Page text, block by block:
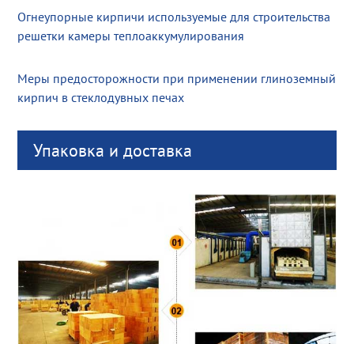
Огнеупорные кирпичи используемые для строительства
решетки камеры теплоаккумулирования
Меры предосторожности при применении глиноземный
кирпич в стеклодувных печах
Упаковка и доставка